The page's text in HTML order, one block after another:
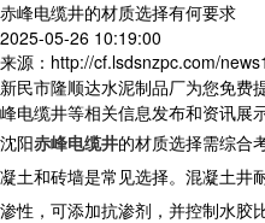
赤峰电缆井的材质选择有何要求
2025-05-26 10:19:00
来源：http://cf.lsdsnzpc.com/
新民市隆顺达水泥制品厂为您免费
峰电缆井等相关信息发布和资讯展
沈阳赤峰电缆井的材质选择需综合
凝土和砖墙是常见选择。混凝土井
渗性，可添加抗渗剂，并控制水胶